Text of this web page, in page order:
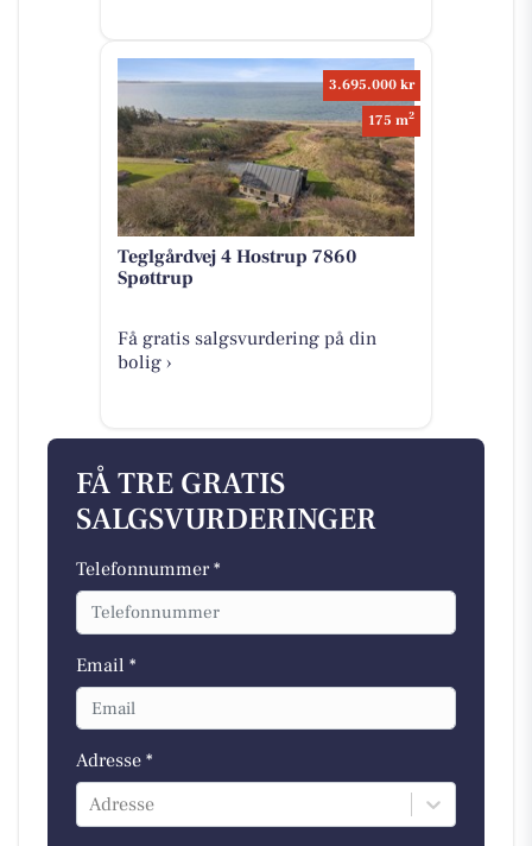
3.695.000 kr
175 m2
Teglgårdvej 4 Hostrup 7860
Spøttrup
Få gratis salgsvurdering på din
bolig ›
FÅ TRE GRATIS
SALGSVURDERINGER
Telefonnummer *
Email *
Adresse *
Adresse